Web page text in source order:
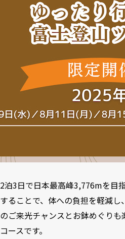
2泊3日で日本最高峰3,776mを目
することで、体への負担を軽減
のご来光チャンスとお鉢めぐり
コースです。